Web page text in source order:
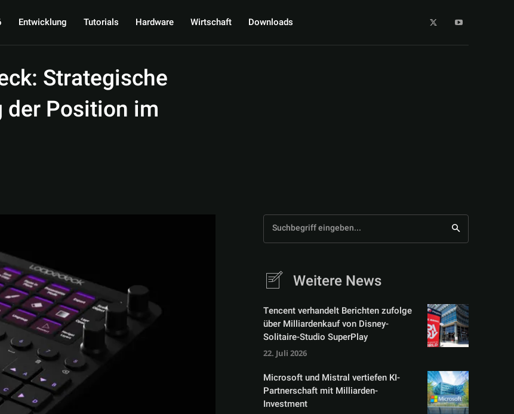
Entwicklung Tutorials Hardware Wirtschaft Downloads
Strategische
der Position im
Suchbegriff eingeben...
Weitere News
Tencent verhandelt Berichten zufolge
über Milliardenkauf von Disney-
Solitaire-Studio SuperPlay
22. Juli 2026
Microsoft und Mistral vertiefen KI-
Partnerschaft mit Milliarden-
Investment